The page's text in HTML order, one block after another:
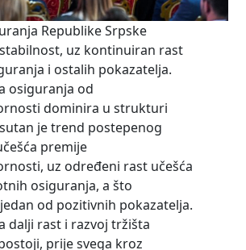
Republike Srpske
uz kontinuiran rast
i ostalih pokazatelja.
osiguranja od
dominira u strukturi
je trend postepenog
premije
uz određeni rast učešća
osiguranja, a što
od pozitivnih pokazatelja.
dalji rast i razvoj tržišta
prije svega kroz